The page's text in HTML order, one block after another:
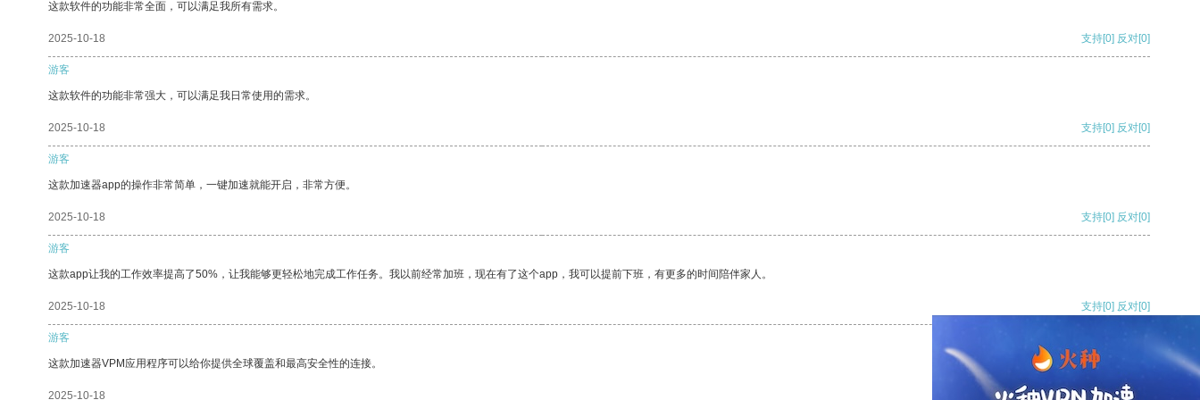
这款软件的功能非常全面，可以满足我所有需求。
2025-10-18 支持[0] 反对[0]
游客
这款软件的功能非常强大，可以满足我日常使用的需求。
2025-10-18 支持[0] 反对[0]
游客
这款加速器app的操作非常简单，一键加速就能开启，非常方便。
2025-10-18 支持[0] 反对[0]
游客
这款app让我的工作效率提高了50%，让我能够更轻松地完成工作任务。我以前经常加班，现在有了这个app，我可以提前下班，有更多的时间陪伴家人。
2025-10-18 支持[0] 反对[0]
游客
这款加速器VPM应用程序可以给你提供全球覆盖和最高安全性的连接。
2025-10-18 支持[0] 反对